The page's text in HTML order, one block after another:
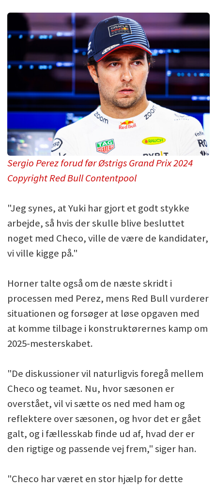
Sergio Perez forud før Østrigs Grand Prix 2024
Copyright Red Bull Contentpool
"Jeg synes, at Yuki har gjort et godt stykke
arbejde, så hvis der skulle blive besluttet
noget med Checo, ville de være de kandidater,
vi ville kigge på."
Horner talte også om de næste skridt i
processen med Perez, mens Red Bull vurderer
situationen og forsøger at løse opgaven med
at komme tilbage i konstruktørernes kamp om
2025-mesterskabet.
"De diskussioner vil naturligvis foregå mellem
Checo og teamet. Nu, hvor sæsonen er
overstået, vil vi sætte os ned med ham og
reflektere over sæsonen, og hvor det er gået
galt, og i fællesskab finde ud af, hvad der er
den rigtige og passende vej frem," siger han.
"Checo har været en stor hjælp for dette